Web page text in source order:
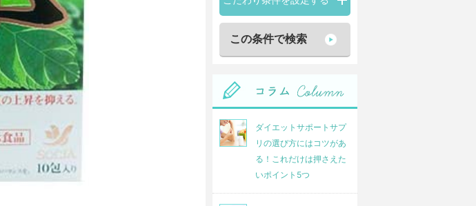
ダイエットサポートサプ
リの選び方にはコツがあ
る！これだけは押さえた
いポイント5つ